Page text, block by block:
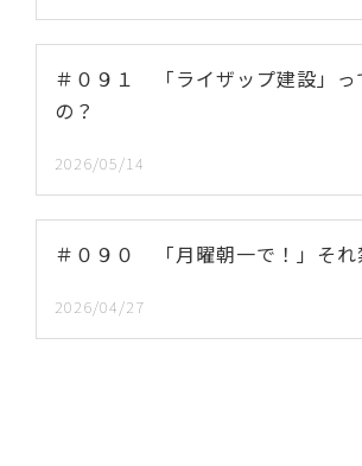
＃０９１ 「ライザップ建設」っ
の？
2026/05/14
＃０９０ 「月曜朝一で！」それ
2026/04/27